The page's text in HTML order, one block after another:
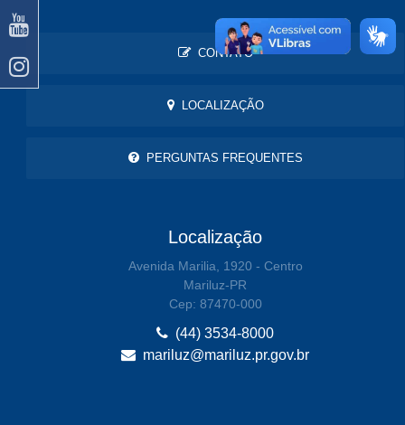
CONTATO
LOCALIZAÇÃO
PERGUNTAS FREQUENTES
Localização
Avenida Marilia, 1920 - Centro
Mariluz-PR
Cep: 87470-000
(44) 3534-8000
mariluz@mariluz.pr.gov.br